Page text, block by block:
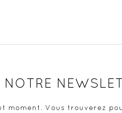
moment. Vous trouverez